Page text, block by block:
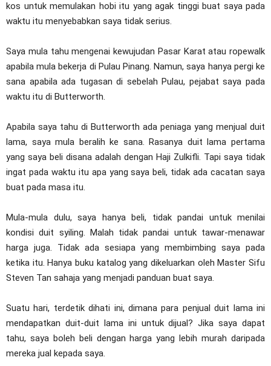
kos untuk memulakan hobi itu yang agak tinggi buat saya pada
waktu itu menyebabkan saya tidak serius.
Saya mula tahu mengenai kewujudan Pasar Karat atau ropewalk
apabila mula bekerja di Pulau Pinang. Namun, saya hanya pergi ke
sana apabila ada tugasan di sebelah Pulau, pejabat saya pada
waktu itu di Butterworth.
Apabila saya tahu di Butterworth ada peniaga yang menjual duit
lama, saya mula beralih ke sana. Rasanya duit lama pertama
yang saya beli disana adalah dengan Haji Zulkifli. Tapi saya tidak
ingat pada waktu itu apa yang saya beli, tidak ada cacatan saya
buat pada masa itu.
Mula-mula dulu, saya hanya beli, tidak pandai untuk menilai
kondisi duit syiling. Malah tidak pandai untuk tawar-menawar
harga juga. Tidak ada sesiapa yang membimbing saya pada
ketika itu. Hanya buku katalog yang dikeluarkan oleh Master Sifu
Steven Tan sahaja yang menjadi panduan buat saya.
Suatu hari, terdetik dihati ini, dimana para penjual duit lama ini
mendapatkan duit-duit lama ini untuk dijual? Jika saya dapat
tahu, saya boleh beli dengan harga yang lebih murah daripada
mereka jual kepada saya.